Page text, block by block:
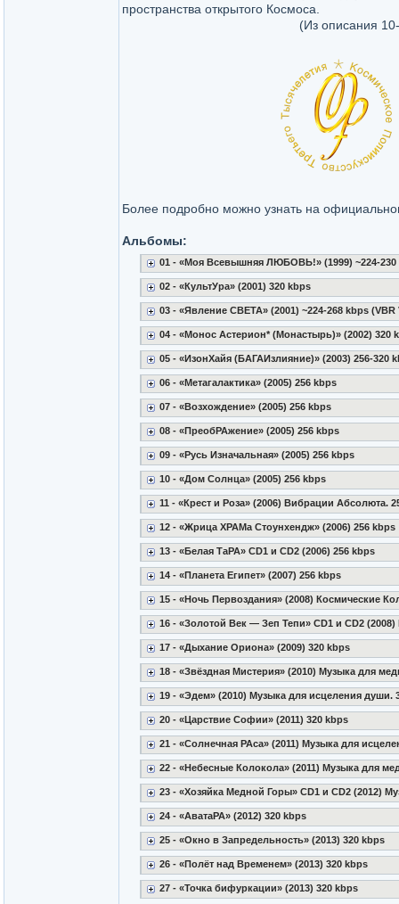
пространства открытого Космоса.
(Из описания
Более подробно можно узнать на
Альбомы:
01 - «Моя Всевышняя ЛЮБОВЬ!» (1999) ~224-230
02 - «КультУра» (2001) 320 kbps
03 - «Явление СВЕТА» (2001) ~224-268 kbps (VBR
04 - «Монос Астерион* (Монастырь)» (2002) 320
05 - «ИзонХайя (БАГАИзлияние)» (2003) 256-320
06 - «Метагалактика» (2005) 256 kbps
07 - «Возхождение» (2005) 256 kbps
08 - «ПреобРАжение» (2005) 256 kbps
09 - «Русь Изначальная» (2005) 256 kbps
10 - «Дом Солнца» (2005) 256 kbps
11 - «Крест и Роза» (2006) Вибрации Абсолюта.
12 - «Жрица ХРАМа Стоунхендж» (2006) 256 kbps
13 - «Белая ТаРА» CD1 и CD2 (2006) 256 kbps
14 - «Планета Египет» (2007) 256 kbps
15 - «Ночь Первоздания» (2008) Космические
16 - «Золотой Век — Зеп Тепи» CD1 и CD2
17 - «Дыхание Ориона» (2009) 320 kbps
18 - «Звёздная Мистерия» (2010) Музыка для
19 - «Эдем» (2010) Музыка для исцеления души.
20 - «Царствие Софии» (2011) 320 kbps
21 - «Солнечная РАса» (2011) Музыка для
22 - «Небесные Колокола» (2011) Музыка для
23 - «Хозяйка Медной Горы» CD1 и CD2 (2012)
24 - «АватаРА» (2012) 320 kbps
25 - «Окно в Запредельность» (2013) 320 kbps
26 - «Полёт над Временем» (2013) 320 kbps
27 - «Точка бифуркации» (2013) 320 kbps